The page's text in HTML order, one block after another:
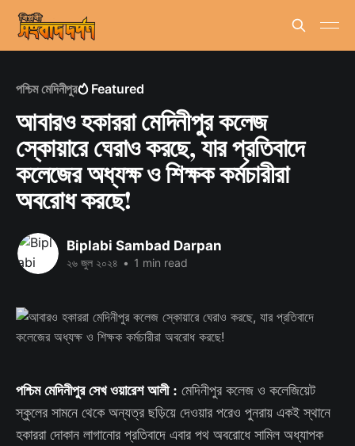
পশ্চিম মেদিনীপুর Featured
আবারও হকাররা মেদিনীপুর কলেজ
স্কোয়ারে ঘেরাও করছে, যার প্রতিবাদে
কলেজের অধ্যক্ষ ও শিক্ষক কর্মচারীরা
অবরোধ করছে!
Biplabi Sambad Darpan
২৬ জুল ২০২৪ • 1 min read
পশ্চিম মেদিনীপুর সেখ ওয়ারেশ আলী : মেদিনীপুর কলেজ ও কলেজিয়েট
স্কুলের সামনে থেকে অন্যত্র ছড়িয়ে দেওয়ার পরেও পুনরায় একই স্থানে
হকাররা দোকান লাগানোর প্রতিবাদে এবার পথ অবরোধে সামিল অধ্যাপক